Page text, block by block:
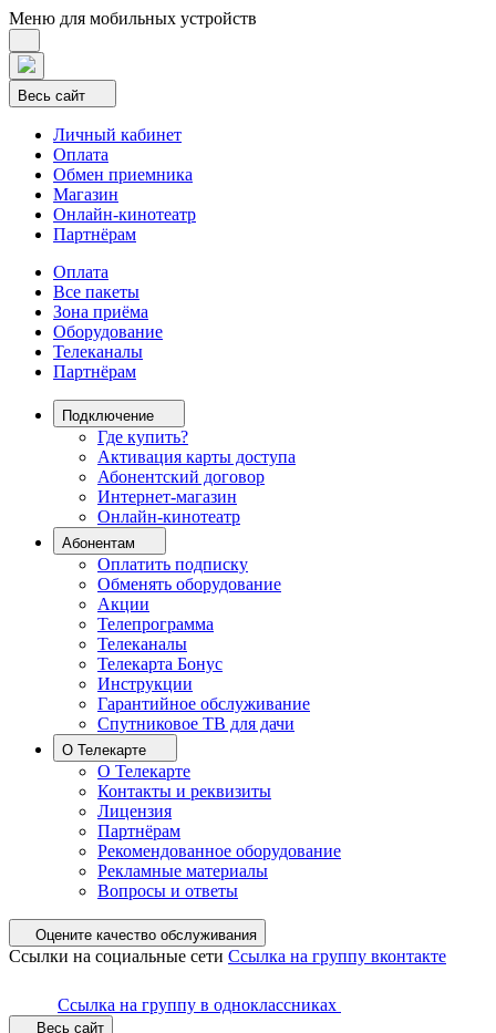
Меню для мобильных устройств
Весь сайт
Личный кабинет
Оплата
Обмен приемника
Магазин
Онлайн-кинотеатр
Партнёрам
Оплата
Все пакеты
Зона приёма
Оборудование
Телеканалы
Партнёрам
Подключение
Где купить?
Активация карты доступа
Абонентский договор
Интернет-магазин
Онлайн-кинотеатр
Абонентам
Оплатить подписку
Обменять оборудование
Акции
Телепрограмма
Телеканалы
Телекарта Бонус
Инструкции
Гарантийное обслуживание
Спутниковое ТВ для дачи
О Телекарте
О Телекарте
Контакты и реквизиты
Лицензия
Партнёрам
Рекомендованное оборудование
Рекламные материалы
Вопросы и ответы
Оцените качество обслуживания
Ссылки на социальные сети Ссылка на группу вконтакте
Ссылка на группу в одноклассниках
Весь сайт